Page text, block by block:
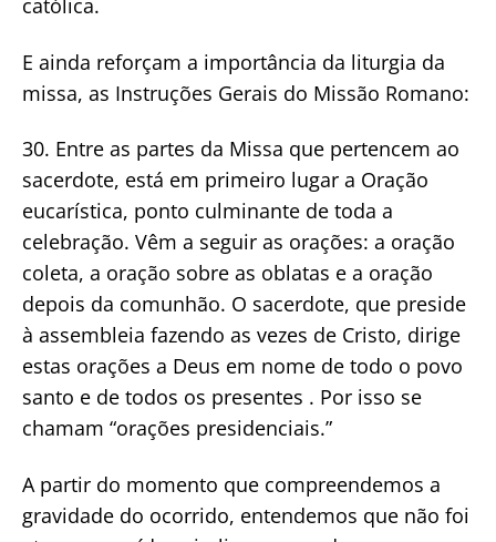
católica.
E ainda reforçam a importância da liturgia da
missa, as Instruções Gerais do Missão Romano:
30. Entre as partes da Missa que pertencem ao
sacerdote, está em primeiro lugar a Oração
eucarística, ponto culminante de toda a
celebração. Vêm a seguir as orações: a oração
coleta, a oração sobre as oblatas e a oração
depois da comunhão. O sacerdote, que preside
à assembleia fazendo as vezes de Cristo, dirige
estas orações a Deus em nome de todo o povo
santo e de todos os presentes . Por isso se
chamam “orações presidenciais.”
A partir do momento que compreendemos a
gravidade do ocorrido, entendemos que não foi